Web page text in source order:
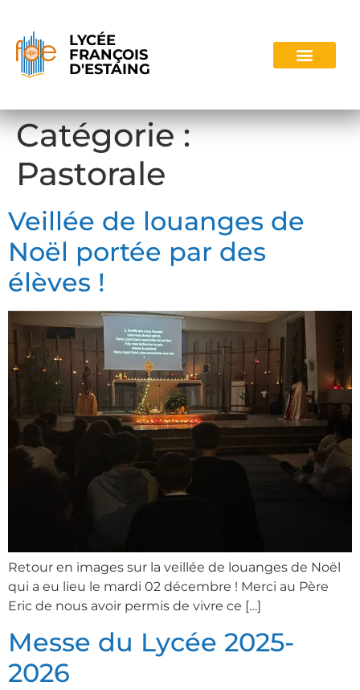
LYCÉE
FRANÇOIS
D'ESTAING
Catégorie :
Pastorale
Veillée de louanges de
Noël portée par des
élèves !
Retour en images sur la veillée de louanges de Noël
qui a eu lieu le mardi 02 décembre ! Merci au Père
Eric de nous avoir permis de vivre ce […]
Messe du Lycée 2025-
2026